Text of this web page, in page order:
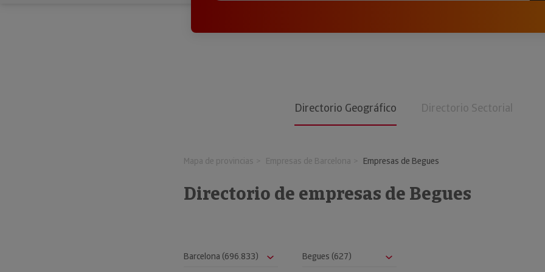
Directorio Geográfico Directorio Sectorial
Mapa de provincias Empresas de Barcelona Empresas de Begues
Directorio de empresas de Begues